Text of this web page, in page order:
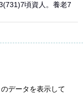
頃資人。養老7
データを表示して